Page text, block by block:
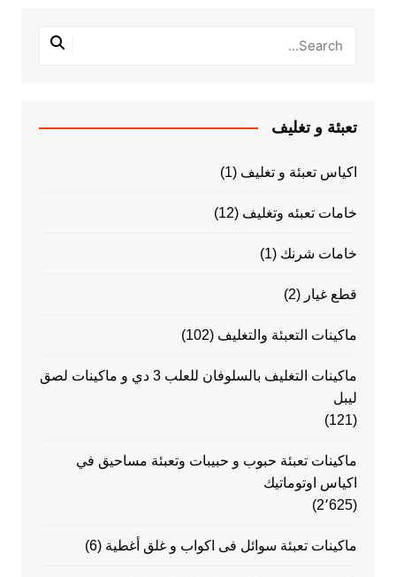
تعبئة و تغليف
اكياس تعبئة و تغليف (1)
خامات تعبئه وتغليف (12)
خامات شرنك (1)
قطع غيار (2)
ماكينات التعبئة والتغليف (102)
ماكينات التغليف بالسلوفان للعلب 3 دي و ماكينات لصق
ليبل
(121)
ماكينات تعبئة حبوب و حبيبات وتعبئة مساحيق في
اكياس اوتوماتيك
(2٬625)
ماكينات تعبئة سوائل فى اكواب و غلق أغطية (6)